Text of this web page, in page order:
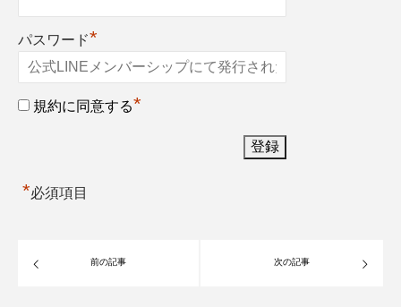
パスワード*
規約に同意する*
*必須項目
前の記事 次の記事